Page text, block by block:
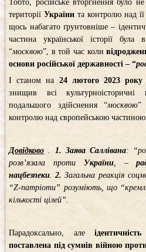
Тобто, російське вторгнення було
територіїУкраїни та контролю над
щось набагато ґрунтовніше –
частина української історії
“москвою”, в той час коли
основи російської державності – “
І станом на 24 лютого 2023 року
знищив всі культурноісторичні
подальшого здійснення “москвою”
контролю над європейською
Довідково 1. Заява Саллівана:
розв’язала проти України, –
нацбезпеки .2. Загальна реакція
“Z-патріоти” розуміють, що
кількості цілей”.
Парадоксально, але
поставлена під сумнів війною